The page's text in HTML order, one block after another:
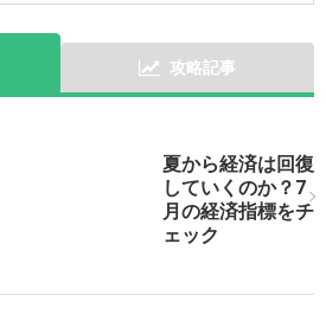
攻略記事
夏から経済は回復
していくのか？7
月の経済指標をチ
ェック